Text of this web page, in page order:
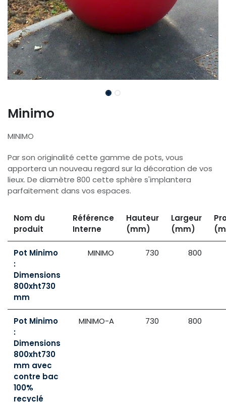
Minimo
MINIMO
Par son originalité cette gamme de pots, vous
apportera un nouveau regard sur la décoration de vos
lieux. De diamètre 800 cette sphère s'implantera
parfaitement dans vos espaces.
Nom du
produit
Référence
Interne
Hauteur
(mm)
Largeur
(mm)
Pot Minimo
:
Dimensions
800xht730
mm
MINIMO 730 800
Pot Minimo
:
Dimensions
800xht730
mm avec
contre bac
100%
recyclé
MINIMO-A 730 800